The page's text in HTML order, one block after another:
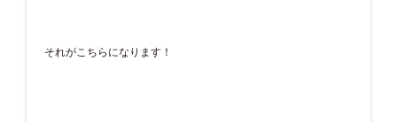
それがこちらになります！